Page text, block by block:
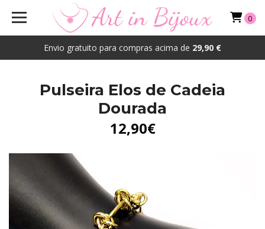
Envio gratuito para compras acima de 29,90 €
0
Pulseira Elos de Cadeia
Dourada
12,90€